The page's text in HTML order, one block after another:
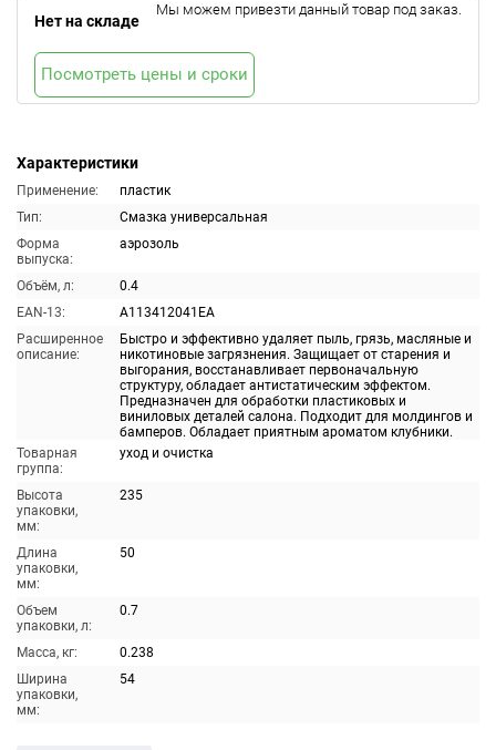
Характеристики
Применение:
пластик
Тип:
Смазка универсальная
Форма
выпуска:
аэрозоль
Объём, л:
0.4
EAN-13:
A113412041EA
Расширенное
описание:
Быстро и эффективно удаляет пыль, грязь, масляные и
никотиновые загрязнения. Защищает от старения и
выгорания, восстанавливает первоначальную
структуру, обладает антистатическим эффектом.
Предназначен для обработки пластиковых и
виниловых деталей салона. Подходит для молдингов и
бамперов. Обладает приятным ароматом клубники.
Товарная
группа:
уход и очистка
Высота
упаковки,
мм:
235
Длина
упаковки,
мм:
50
Объем
упаковки, л:
0.7
Масса, кг:
0.238
Ширина
упаковки,
мм:
54
Нет на складе
Мы можем привезти данный товар под заказ.
Посмотреть цены и сроки